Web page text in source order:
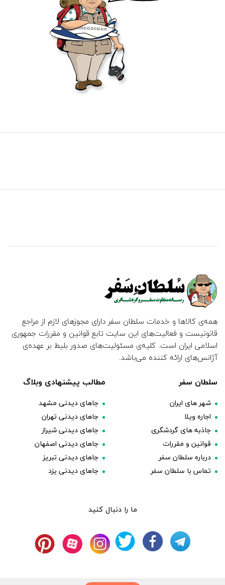
همه‌ی کالاها و خدمات سلطان سفر دارای مجوزهای لازم از مراجع
قانونیست و فعالیت‌های این سایت تابع قوانین و مقررات جمهوری
اسلامی ایران است. کلیه‌ی مسئولیت‌های صدور بلیط بر عهده‌ی
آژانس‌های ارائه کننده می‌باشد.
سلطان سفر
شهر های ایران
اجاره ویلا
جاذبه های گردشگری
قوانین و مقررات
درباره سلطان سفر
تماس با سلطان سفر
مطالب پیشنهادی وبلاگ
جاهای دیدنی مشهد
جاهای دیدنی تهران
جاهای دیدنی شیراز
جاهای دیدنی اصفهان
جاهای دیدنی تبریز
جاهای دیدنی یزد
ما را دنبال کنید